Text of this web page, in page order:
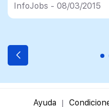
InfoJobs - 08/03/2015
Ayuda